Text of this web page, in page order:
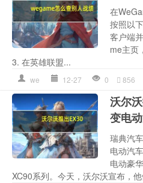
在
按照以
客户端
me主页
3. 在英雄联盟...
we 12-27 0 856
沃尔
变电
瑞典汽
电动汽
电动豪
XC90系列。今天，沃尔沃宣布，